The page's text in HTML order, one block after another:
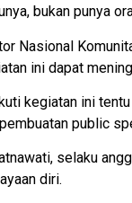
bukan punya
Nasional
ini dapat
kegiatan ini
public
selaku
diri.